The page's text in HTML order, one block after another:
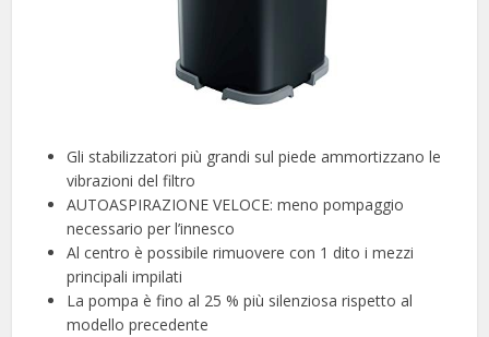
Gli stabilizzatori più grandi sul piede ammortizzano le
vibrazioni del filtro
AUTOASPIRAZIONE VELOCE: meno pompaggio
necessario per l’innesco
Al centro è possibile rimuovere con 1 dito i mezzi
principali impilati
La pompa è fino al 25 % più silenziosa rispetto al
modello precedente